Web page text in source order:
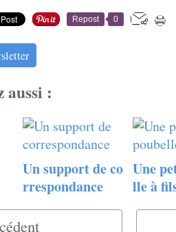
Repost 0
aussi :
Un support de co
rrespondance
Une
lle à